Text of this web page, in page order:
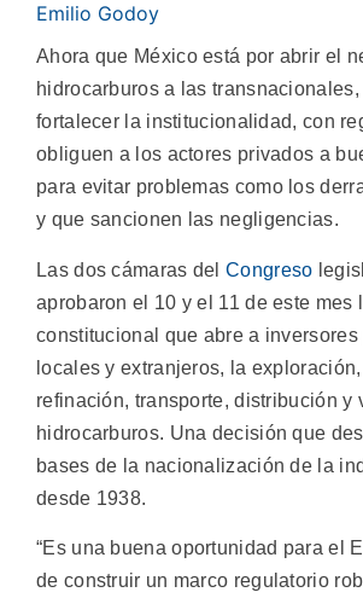
Emilio Godoy
Ahora que México está por abrir el
hidrocarburos a las
fortalecer la institucionalidad, con
obliguen a los actores privados a
para evitar problemas como los
y que sancionen las negligencias.
Las dos cámaras delCongreso
aprobaron el 10 y el 11 de este mes
constitucional que abre a inversores
locales y extranjeros, la
refinación, transporte, distribución y
hidrocarburos. Una decisión que
bases de la nacionalización de la
desde 1938.
“Es una buena oportunidad para el
de construir un marco regulatorio